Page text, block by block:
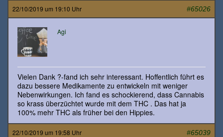
22/10/2019 um 19:10 Uhr #65026
Agi
Vielen Dank ?-fand ich sehr interessant. Hoffentlich führt es
dazu bessere Medikamente zu entwickeln mit weniger
Nebenwirkungen. Ich fand es schockierend, dass Cannabis
so krass überzüchtet wurde mit dem THC . Das hat ja
100% mehr THC als früher bei den Hippies.
22/10/2019 um 19:58 Uhr #65039